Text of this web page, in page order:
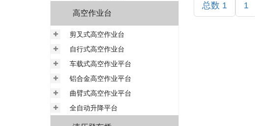
高空作业台
剪叉式高空作业台
自行式高空作业台
车载式高空作业平台
铝合金高空作业平台
曲臂式高空作业平台
全自动升降平台
总数 1 1